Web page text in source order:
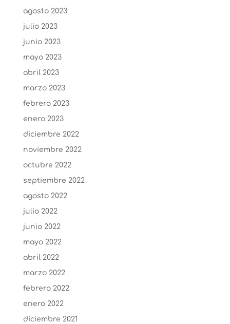
agosto 2023
julio 2023
junio 2023
mayo 2023
abril 2023
marzo 2023
febrero 2023
enero 2023
diciembre 2022
noviembre 2022
octubre 2022
septiembre 2022
agosto 2022
julio 2022
junio 2022
mayo 2022
abril 2022
marzo 2022
febrero 2022
enero 2022
diciembre 2021